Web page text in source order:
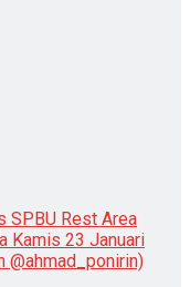
SPBU Rest Area
Kamis 23 Januari
@ahmad_ponirin)